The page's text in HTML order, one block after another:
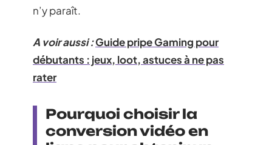
n’y paraît.
A voir aussi :Guide pripe Gaming pour
débutants : jeux, loot, astuces à ne pas
rater
Pourquoi choisir la
conversion vidéo en